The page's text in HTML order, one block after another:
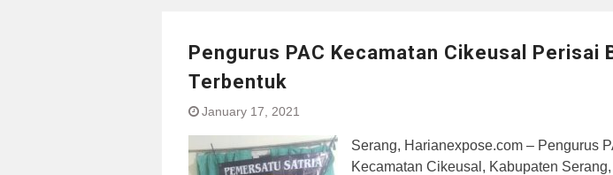
Pengurus PAC Kecamatan Cikeusal Perisai
Terbentuk
January 17, 2021
Serang, Harianexpose.com – Pengurus
Kecamatan Cikeusal, Kabupaten